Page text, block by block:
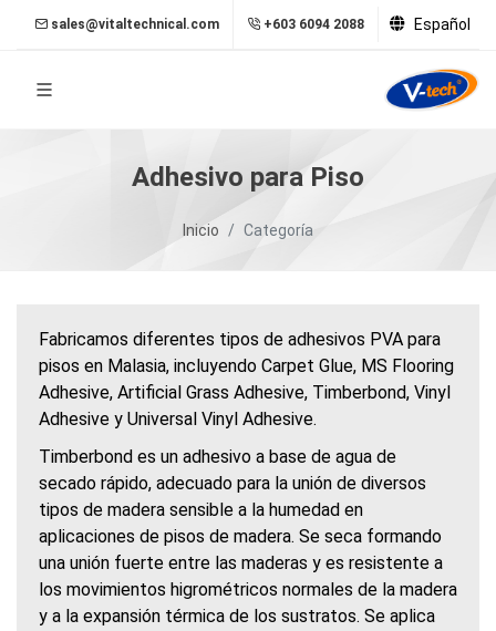
sales@vitaltechnical.com +603 6094 2088 Español
Adhesivo para Piso
Inicio Categoría
Fabricamos diferentes tipos de adhesivos PVA para
pisos en Malasia, incluyendo Carpet Glue, MS Flooring
Adhesive, Artificial Grass Adhesive, Timberbond, Vinyl
Adhesive y Universal Vinyl Adhesive.
Timberbond es un adhesivo a base de agua de
secado rápido, adecuado para la unión de diversos
tipos de madera sensible a la humedad en
aplicaciones de pisos de madera. Se seca formando
una unión fuerte entre las maderas y es resistente a
los movimientos higrométricos normales de la madera
y a la expansión térmica de los sustratos. Se aplica